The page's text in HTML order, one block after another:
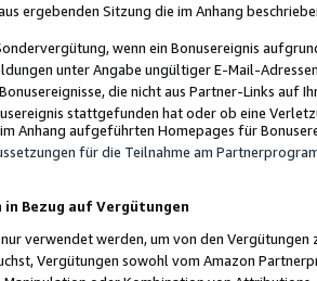
ergebenden Sitzung die im Anhang
wenn ein Bonusereignis
unter Angabe ungültiger E-Mail-
die nicht aus Partner-Links auf
stattgefunden hat oder ob eine
Anhang aufgeführten Homepages für
für die Teilnahme am
in Bezug auf Vergütungen
verwendet werden, um von den
Vergütungen sowohl vom Amazon